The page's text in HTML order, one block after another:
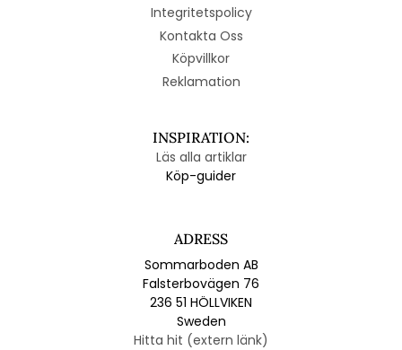
Integritetspolicy
Kontakta Oss
Köpvillkor
Reklamation
INSPIRATION:
Läs alla artiklar
Köp-guider
ADRESS
Sommarboden AB
Falsterbovägen 76
236 51 HÖLLVIKEN
Sweden
Hitta hit (extern länk)